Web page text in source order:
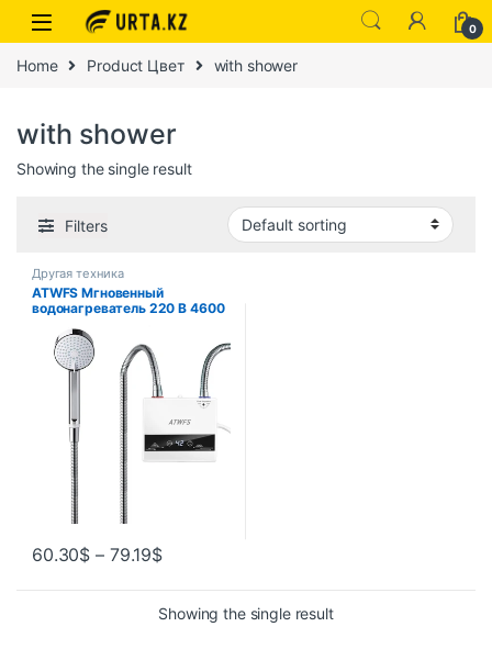
0
Home Product Цвет with shower
with shower
Showing the single result
Filters
Другая техника
ATWFS Мгновенный
водонагреватель 220 В 4600
электрические
подогреватели для ванной
комнаты, горячей воды, душа
и домашнего кухонного
60.30$ – 79.19$
Showing the single result